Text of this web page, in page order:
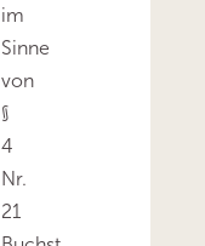
im
Sinne
von
§
4
Nr.
21